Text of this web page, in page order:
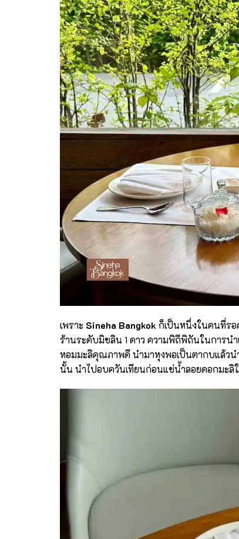
เพราะ Sineha Bangkok ก็เป็นหนึ่งในคนที่รอ
ร้านระดับมิชลิน 1 ดาว ความพิถีพิถันในการนำ
หอมมะลิคุณภาพดี นำมาหุงพอเป็นตากบแล้วนำ
นั้น นำไปอบควันเทียนก่อนแช่นํ้าลอยดอกมะลิ